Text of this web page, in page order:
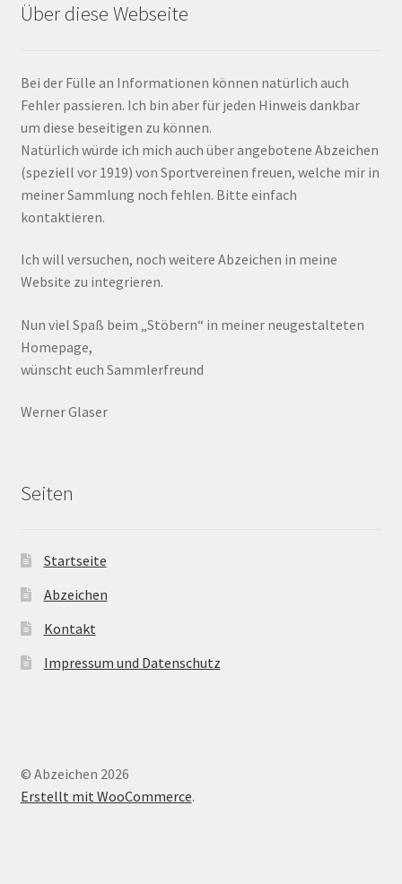
Über diese Webseite
Bei der Fülle an Informationen können natürlich auch
Fehler passieren. Ich bin aber für jeden Hinweis dankbar
um diese beseitigen zu können.
Natürlich würde ich mich auch über angebotene Abzeichen
(speziell vor 1919) von Sportvereinen freuen, welche mir in
meiner Sammlung noch fehlen. Bitte einfach
kontaktieren.
Ich will versuchen, noch weitere Abzeichen in meine
Website zu integrieren.
Nun viel Spaß beim „Stöbern“ in meiner neugestalteten
Homepage,
wünscht euch Sammlerfreund
Werner Glaser
Seiten
Startseite
Abzeichen
Kontakt
Impressum und Datenschutz
© Abzeichen 2026
Erstellt mit WooCommerce.